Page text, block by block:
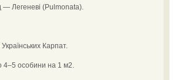
— Легеневі (Pulmonata).
Карпат.
4–5 особини на 1 м2.